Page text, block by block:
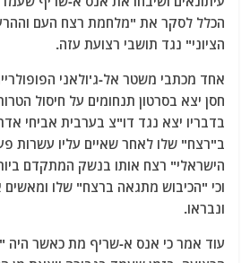
הכלל לסקר את "מלחמת רצח העם
הציוני" נגד תושבי רצועת עזה.
אחד מכתבי משטר אל-ג'ולאני
חסן יצא בסרטון תנחומים על חיסול
בדבריו יצא נגד דו"צ בערבית אביחי
ב"רצח" שלו לאחר שאיים עליו עשרות
הישראלי" רצח אותו בנשק המתקדם
וכי "הכיבוש מתגאה ברצח" שלו ומאשים
ונבראו.
עוד אמר כי אנס א-שריף מת כאשר היה